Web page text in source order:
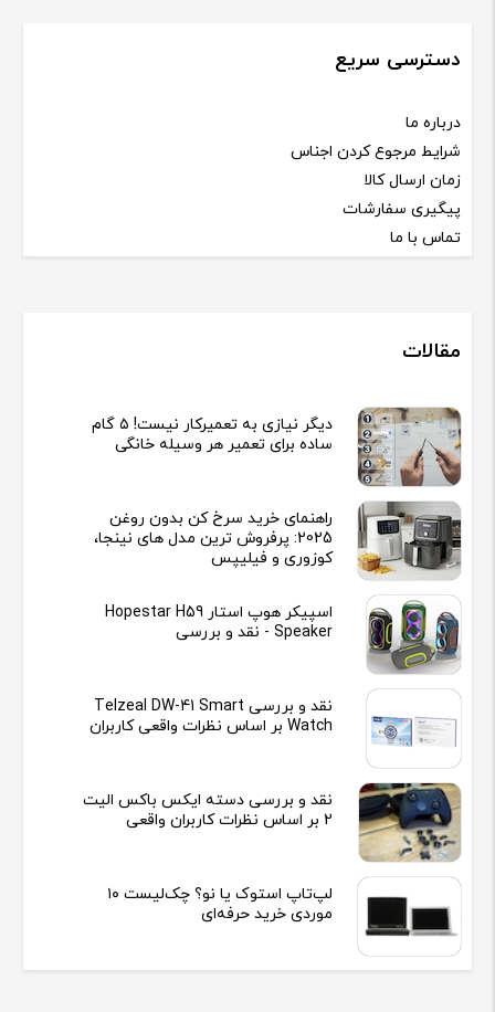
دسترسی سریع
درباره ما
شرایط مرجوع کردن اجناس
زمان ارسال کالا
پیگیری سفارشات
تماس با ما
مقالات
دیگر نیازی به تعمیرکار نیست! ۵ گام
ساده برای تعمیر هر وسیله خانگی
راهنمای خرید سرخ کن بدون روغن
2025: پرفروش ترین مدل های نینجا،
کوزوری و فیلیپس
اسپیکر هوپ استار Hopestar H59
Speaker - نقد و بررسی
نقد و بررسی Telzeal DW-41 Smart
Watch بر اساس نظرات واقعی کاربران
نقد و بررسی دسته ایکس باکس الیت
2 بر اساس نظرات کاربران واقعی
لپ‌تاپ استوک یا نو؟ چک‌لیست ۱۰
موردی خرید حرفه‌ای